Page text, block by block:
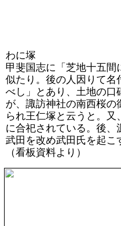
わに塚
甲斐国志に「芝地十五
似たり。後の人因りて名
べし」とあり、土地の口
が、諏訪神社の南西桜
られ王仁塚と云うと。
に合祀されている。後
武田を改め武田氏を起こ
（看板資料より）